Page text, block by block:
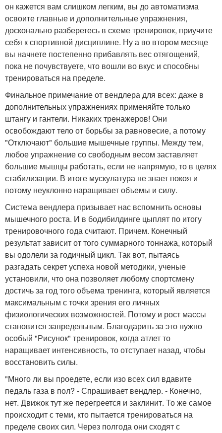
он кажется вам слишком легким, вы до автоматизма
освоите главные и дополнительные упражнения,
досконально разберетесь в схеме тренировок, приучите
себя к спортивной дисциплине. Ну а во втором месяце
вы начнете постепенно прибавлять вес отягощений,
пока не почувствуете, что вошли во вкус и способны
тренироваться на пределе.
Финальное примечание от вендлера для всех: даже в
дополнительных упражнениях применяйте только
штангу и гантели. Никаких тренажеров! Они
освобождают тело от борьбы за равновесие, а потому
"Отключают" большие мышечные группы. Между тем,
любое упражнение со свободным весом заставляет
большие мышцы работать, если не напрямую, то в целях
стабилизации. В итоге мускулатура не знает покоя и
потому неуклонно наращивает объемы и силу.
Система вендлера призывает нас вспомнить основы
мышечного роста. И в бодибилдинге цыплят по итогу
тренировочного года считают. Причем. Конечный
результат зависит от того суммарного тоннажа, который
вы одолели за годичный цикл. Так вот, пытаясь
разгадать секрет успеха новой методики, ученые
установили, что она позволяет любому спортсмену
достичь за год того объема тренинга, который является
максимальным с точки зрения его личных
физиологических возможностей. Потому и рост массы
становится запредельным. Благодарить за это нужно
особый "Рисунок" тренировок, когда атлет то
наращивает интенсивность, то отступает назад, чтобы
восстановить силы.
"Много ли вы проедете, если изо всех сил вдавите
педаль газа в пол? - Спрашивает вендлер. - Конечно,
нет. Движок тут же перегреется и заклинит. То же самое
происходит с теми, кто пытается тренироваться на
пределе своих сил. Через полгода они сходят с